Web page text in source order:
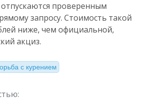
отпускаются проверенным
запросу. Стоимость такой
ниже, чем официальной,
акциз.
с курением